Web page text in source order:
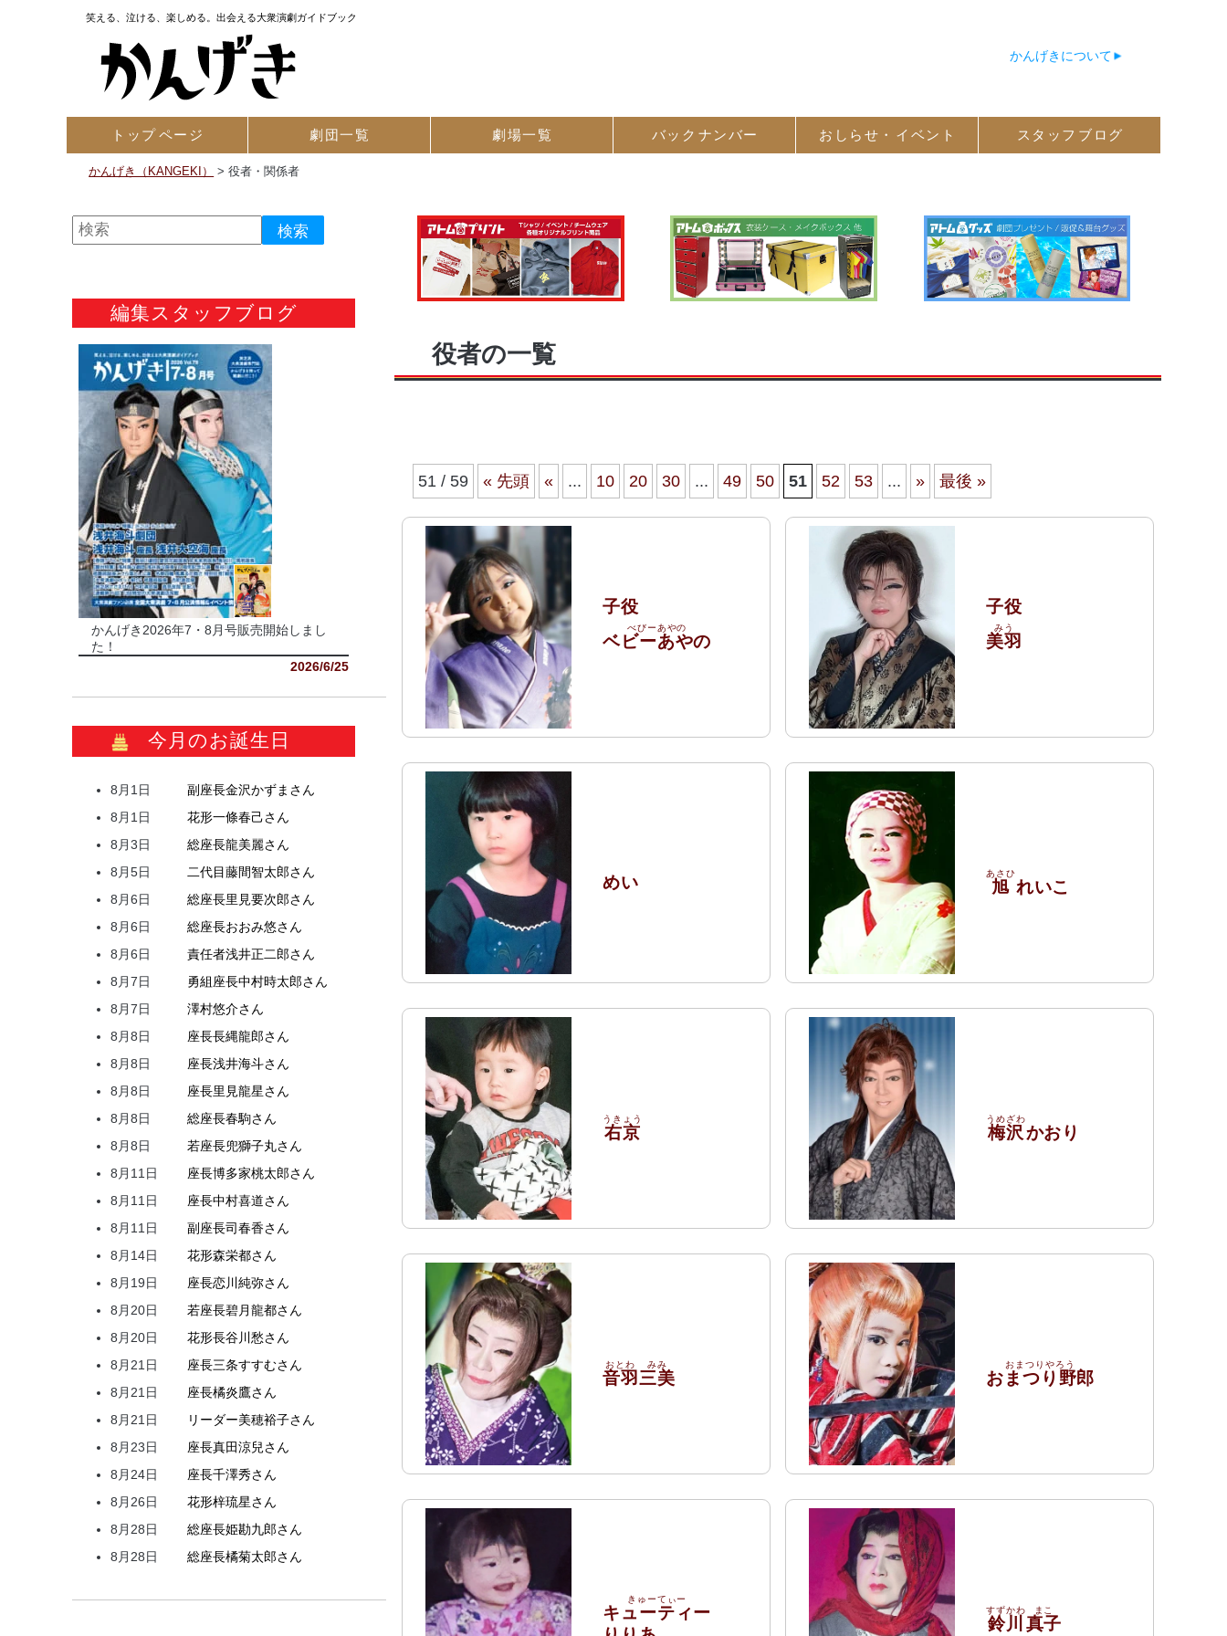
笑える、泣ける、楽しめる。出会える大衆演劇ガイドブック
かんげきについて
トップページ 劇団一覧 劇場一覧 バック ナンバー おしらせ・ イベント スタッフ ブログ
かんげき（KANGEKI） >役者・関係者
役者の一覧
51 / 59 « 先頭 « ... 10 20 30 ... 49 50 51 52 53 ... » 最後 »
子役
ベビーあやの
子役
美羽
めい 旭 れいこ
右京 梅沢かおり
音羽三美 おまつり野郎
キューティー
鈴川 真子
編集スタッフブログ
かんげき2026年7・8月号販売開始しまし
た！
2026/6/25
今月のお誕生日
8月1日 副座長金沢かずま さん
8月1日
花形一條春己さん
8月3日
総座長龍美麗さん
8月5日
二代目藤間智太郎さん
8月6日
総座長里見要次郎さん
8月6日
総座長おおみ悠さん
8月6日
責任者浅井正二郎さん
8月7日
勇組座長中村時太郎さん
8月7日
澤村悠介さん
8月8日
座長長縄龍郎さん
8月8日
座長浅井海斗さん
8月8日
座長里見龍星さん
8月8日
総座長春駒さん
8月8日
若座長兜獅子丸さん
8月11日
座長博多家桃太郎さん
8月11日
座長中村喜道さん
8月11日
副座長司春香さん
8月14日
花形森栄都さん
8月19日
座長恋川 純弥さん
8月20日
若座長碧月龍都さん
8月20日
花形長谷川 愁さん
8月21日
座長三条すすむさん
8月21日
座長橘炎鷹さん
8月21日
リーダー美穂裕子さん
8月23日
座長真田涼兒さん
8月24日
座長千澤秀さん
8月26日
花形梓琉星さん
8月28日
総座長姫勘九郎さん
8月28日
総座長橘菊太郎さん